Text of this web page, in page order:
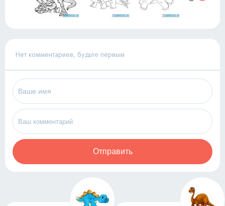
Нет комментариев, будьте первым
Отправить